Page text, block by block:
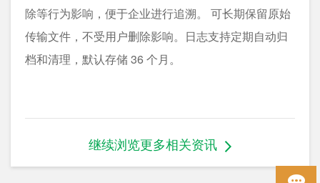
除等行为影响，便于企业进行追溯。 可长期保留原始
传输文件，不受用户删除影响。日志支持定期自动归
档和清理，默认存储 36 个月。
继续浏览更多相关资讯